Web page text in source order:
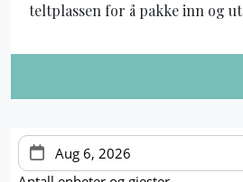
teltplassen for å pakke inn og